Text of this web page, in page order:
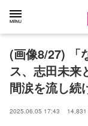
(画像8/27) 「
ス、志田未来
間涙を流し続
2025.06.05 17:43 14,831